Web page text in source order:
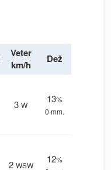
Veter
km/h
Dež
3 W
13%
0 mm.
2 WSW
12%